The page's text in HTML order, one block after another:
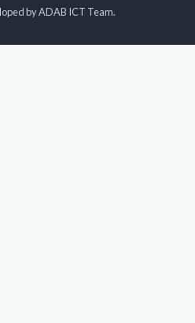
by ADAB ICT Team.